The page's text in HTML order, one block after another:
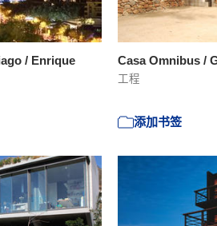
/ Enrique
Casa Omnibus /
工程
添加书签